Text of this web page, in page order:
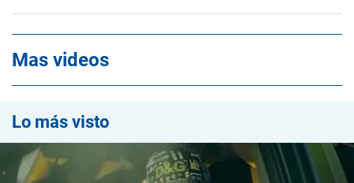
Mas videos
Lo más visto